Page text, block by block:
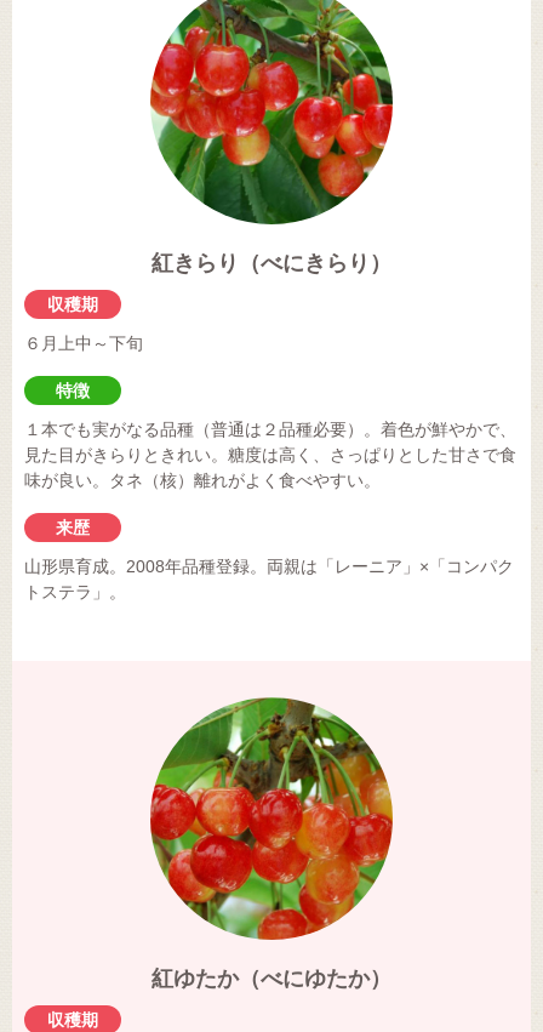
紅きらり（べにきらり）
収穫期
６月上中～下旬
特徴
１本でも実がなる品種（普通は２品種必要）。着色が鮮やかで、
見た目がきらりときれい。糖度は高く、さっぱりとした甘さで食
味が良い。タネ（核）離れがよく食べやすい。
来歴
山形県育成。2008年品種登録。両親は「レーニア」×「コンパク
トステラ」。
紅ゆたか（べにゆたか）
収穫期